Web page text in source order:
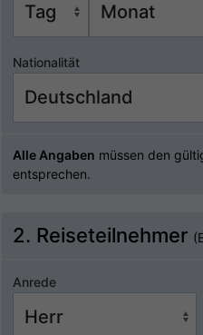
Nationalität
Alle Angaben müssen den
entsprechen.
2. Reiseteilnehmer
Anrede